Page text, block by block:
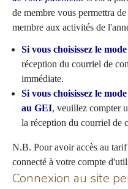
de membre vous permettra
membre aux activités de
Si vous choisissez le
réception du courriel de
immédiate.
Si vous choisissez le
au GEI, veuillez compter
la réception du courriel de
N.B. Pour avoir accès au
connecté à votre compte
Connexion au site